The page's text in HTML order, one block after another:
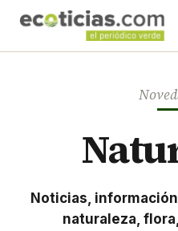
Noticias,
naturaleza,